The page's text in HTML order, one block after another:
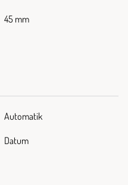
45 mm
Automatik
Datum